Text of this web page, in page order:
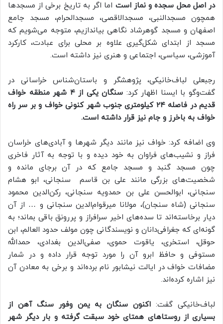
در اصل محل سجده و نماز است اما اگر به تاریخ برخی از مسجدها
همچون مسجدالنبی، مسجدالاقصی، مسجدالحرام، مسجد جامع
اصفهان و مسجد گوهرشاد نگاهی بیاندازیم، متوجه می‌شویم که
مسجد از ابتدای شکل‌گیری علاوه بر محلی برای عبادت، کارکرد
آموزشی، سیاسی، اجتماعی و هنری نیز داشته است.
رجبعلی لباف‌خانیکی، پژوهشگر و باستان‌شناس خراسانی در
گفت‌وگو با ایسنا اظهار کرد:
سنگان یکی از ۴ شهر منطقه خواف
قدیم در فاصله ۲۴ کیلومتری جنوب شهر کنونی خواف و بر سر راه
خواف به باخرز و جام نیز قرار داشته است.
وی اضافه کرد: خواف نیز مانند دیگر شهرها و آبادی‌های خراسان
فراز و نشیب‌های فراوان به خود دیده و با توجه به آثار فاخری
چون مسجد گنبد و مسجد جامع که در آن برجای مانده و
شخصیت‌های بزرگی مانند علی بن قاسم سنجانی، ابو هشام
سنجانی، ابوالحسن علی بن حمدویه سنجانی، رکن‌الدین محمود
سنجانی (شاه سنجان)، مولانا میرقوام‌الدین سنجانی و … از آن
دیار برخاسته‌اند تا سده‌های اخیر سرافراز و پررونق باقی بماند؛ به
گونه‌ای که جغرافی‌دانان و نویسندگانی چون مولف حدود العالم، ابن
حوقل، استخری، یاقوت حموی، صفی‌الدین بغدادی، حمدالله
مستوفی و حافظ ابرو آن را مورد توجه قرار داده و در شمار
مضافات خواف در ایالت نیشابور نام برده‌اند و برخی به معادن آن
نیز اشاره کرده‌اند.
لباف‌خانیکی گفت: اکنون سنگان به یمن وفور سنگ آهن از
بسیاری از روستاهای همتای خود سبقت گرفته و بار دیگر شهر